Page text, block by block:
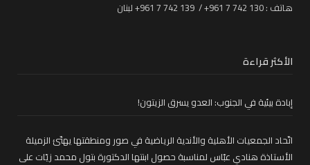
هاتف : 130 742 7 961+ / 139 742 7 961+ لبنان
الأكثر قراءة
إبادة بيئية في الجنوب: العدو يسرق الزيتون!
اتّحاد الجمعيات الأهلية والأندية الرياضية في صور ومنطقتها يهنّئ الزميلة
الأستاذة هنادي عبّاس لمناسبة حصول ابنتها الدكتورة بتول محمد زيّات على